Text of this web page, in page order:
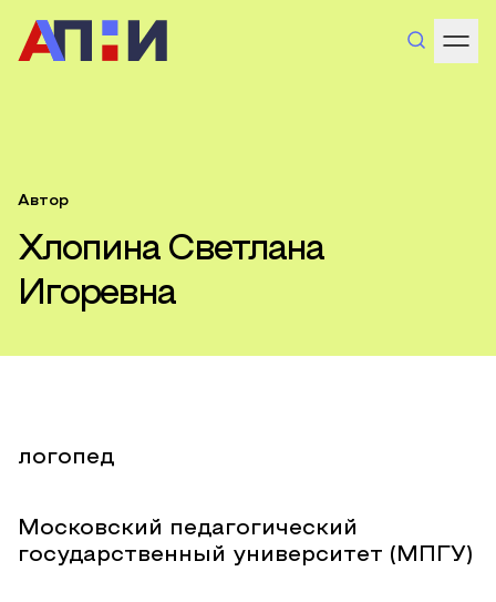
Автор
Хлопина Светлана
Игоревна
логопед
Московский педагогический
государственный университет (МПГУ)